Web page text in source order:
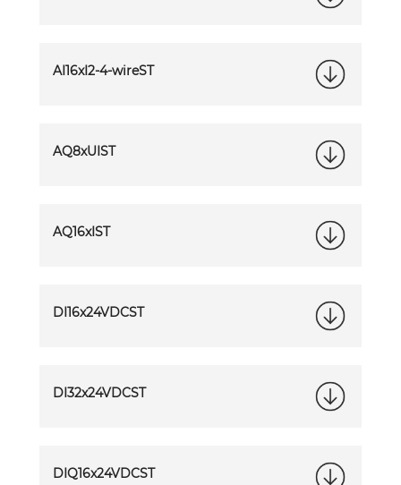
AI16xI2-4-wireST
AQ8xUIST
AQ16xIST
DI16x24VDCST
DI32x24VDCST
DIQ16x24VDCST